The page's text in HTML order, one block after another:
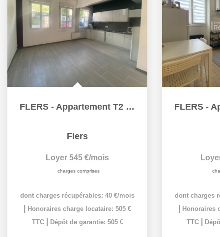
FLERS - Appartement T2 en rez-de-chaussée avec terrasse
Flers
Loyer 545 €/mois
charges comprises
dont charges récupérables: 40 €/mois
Honoraires charge locataire: 505 €
TTC
Dépôt de garantie: 505 €
dont charges
Honoraires
TTC